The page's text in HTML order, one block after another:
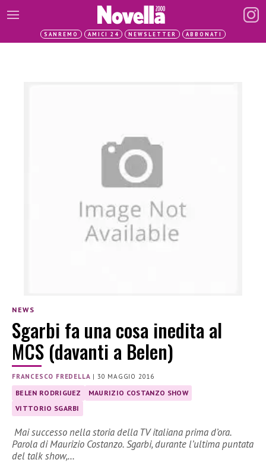
SANREMO AMICI 24 NEWSLETTER ABBONATI
NEWS
Sgarbi fa una cosa inedita al
MCS (davanti a Belen)
FRANCESCO FREDELLA | 30 MAGGIO 2016
BELEN RODRIGUEZ
MAURIZIO COSTANZO SHOW
VITTORIO SGARBI
Mai successo nella storia della TV italiana prima d’ora.
Parola di Maurizio Costanzo. Sgarbi, durante l’ultima puntata
del talk show,…